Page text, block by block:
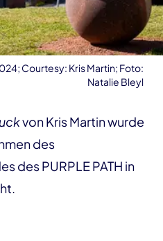
von Kris Martin wurde
des
des PURPLE PATH in
Courtesy: Kris Martin; Foto:
Natalie Bleyl